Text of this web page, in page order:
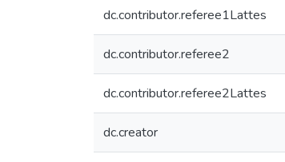
dc.contributor.referee1Lattes
dc.contributor.referee2
dc.contributor.referee2Lattes
dc.creator